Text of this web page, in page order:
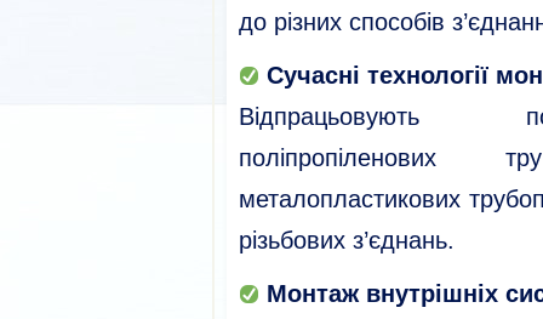
до різних способів
Сучасні технології
Відпрацьовують
поліпропіленових
металопластикових
різьбових з’єднань.
Монтаж внутрішніх